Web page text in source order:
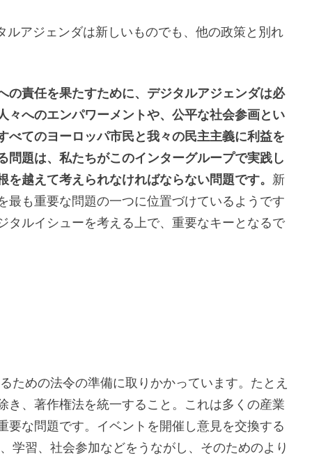
ルアジェンダは新しいものでも、他の政策と別れ
の責任を果たすために、デジタルアジェンダは必
々へのエンパワーメントや、公平な社会参画とい
べてのヨーロッパ市民と我々の民主主義に利益を
問題は、私たちがこのインターグループで実践し
越えて考えられなければならない問題です。 新
最も重要な問題の一つに位置づけているようです
タルイシューを考える上で、重要なキーとなるで
ための法令の準備に取りかかっています。たとえ
き、著作権法を統一すること。これは多くの産業
要な問題です。イベントを開催し意見を交換する
学習、社会参加などをうながし、そのためのより